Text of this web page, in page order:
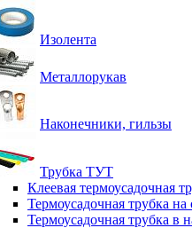
Изолента
Металлорукав
Наконечники, гильзы
Трубка ТУТ
Клеевая термоусадочная
Термоусадочная трубка на
Термоусадочная трубка в